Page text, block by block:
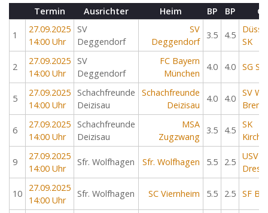
Termin Ausrichter Heim BP BP
1
27.09.2025
14:00 Uhr
SV
Deggendorf
SV
Deggendorf
3.5 4.5
SK
2
27.09.2025
14:00 Uhr
SV
Deggendorf
FC Bayern
München
4.0 4.0 SG
5
27.09.2025
14:00 Uhr
Schachfreunde
Deizisau
Schachfreunde
Deizisau
4.0 4.0
SV
6
27.09.2025
14:00 Uhr
Schachfreunde
Deizisau
MSA
Zugzwang
3.5 4.5
SK
9
27.09.2025
14:00 Uhr
Sfr. Wolfhagen Sfr. Wolfhagen 5.5 2.5
USV
10
27.09.2025
14:00 Uhr
Sfr. Wolfhagen SC Viernheim 5.5 2.5 SF